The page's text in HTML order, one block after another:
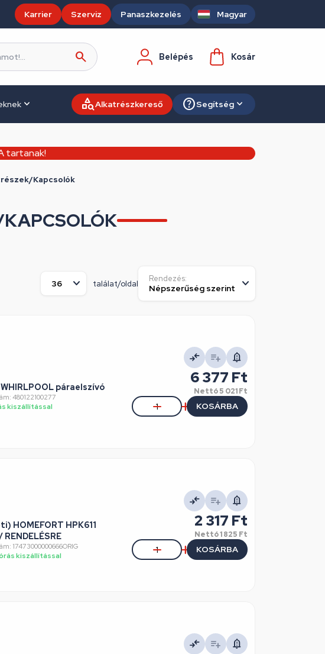
Karrier Szerviz Panaszkezelés Magyar
Belépés Kosár
Alkatrészkereső Segítség
tartanak!
Kapcsolók
találat/oldal
Rendezés:
páraelszívó
480122100277
kiszállítással
6 377 Ft
Nettó5 021 Ft
KOSÁRBA
HOMEFORT HPK611
17473000000666ORIG
kiszállítással
2 317 Ft
Nettó1 825 Ft
KOSÁRBA